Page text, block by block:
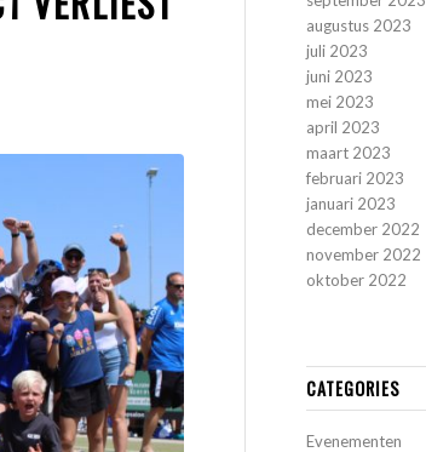
augustus 2023
juli 2023
juni 2023
mei 2023
april 2023
maart 2023
februari 2023
januari 2023
december 2022
november 2022
oktober 2022
CATEGORIES
Evenementen